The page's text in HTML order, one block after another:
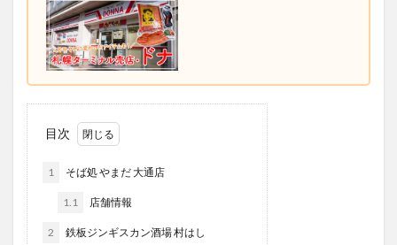
目次
1 そば処 やまだ 大通店
1.1 店舗情報
2 鉄板ジンギスカン酒場 村はし